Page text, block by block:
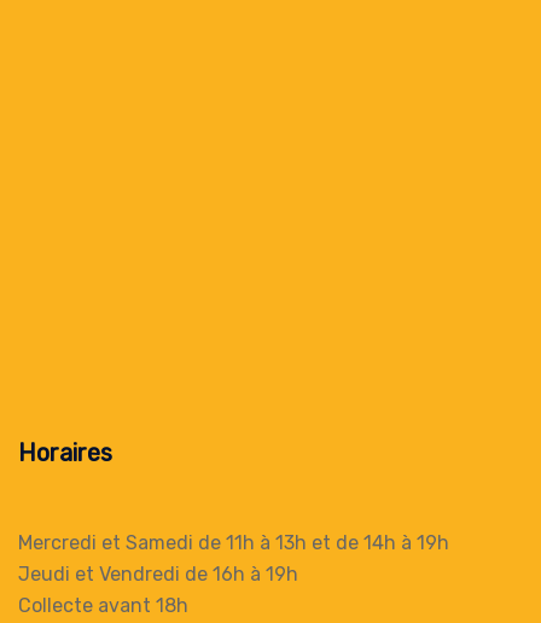
Horaires
Mercredi et Samedi de 11h à 13h et de 14h à 19h
Jeudi et Vendredi de 16h à 19h
Collecte avant 18h